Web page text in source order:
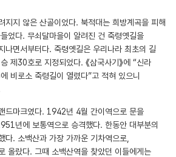
지지 않은 산골이었다. 북적대는 희방계곡을 피해
었다. 무쇠달마을이 알려진 건 죽령옛길을
나면서부터다. 죽령옛길은 우리나라 최초의 길
제30호로 지정되었다. 《삼국사기》에 “신라
비로소 죽령길이 열렸다”고 적혀 있으니
드마크였다. 1942년 4월 간이역으로 문을
년에 보통역으로 승격했다. 한동안 대부분의
다. 소백산과 가장 가까운 기차역으로,
올랐다. 그때 소백산역을 찾았던 이들에게는